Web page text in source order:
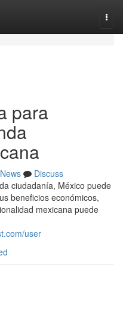
para
News
Discuss
ciudadanía, México puede
beneficios económicos,
mexicana puede
user